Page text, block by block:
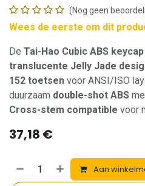
(Nog geen
Wees de eerste om dit
De Tai-Hao Cubic ABS
translucente Jelly Jade
152 toetsen voor ANSI/ISO
duurzaam double-shot ABS
Cross-stem compatible voor
37,18 €
Aan